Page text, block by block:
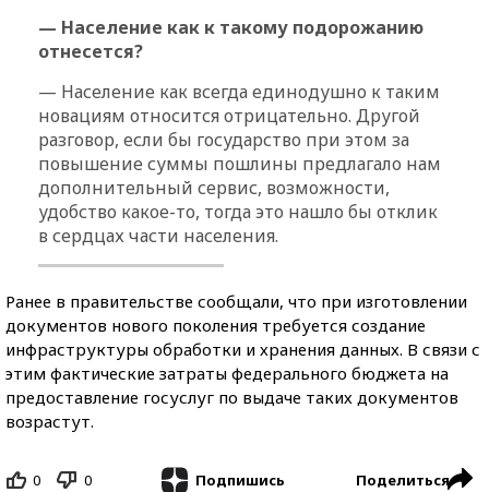
— Население как к такому подорожанию
отнесется?
— Население как всегда единодушно к таким
новациям относится отрицательно. Другой
разговор, если бы государство при этом за
повышение суммы пошлины предлагало нам
дополнительный сервис, возможности,
удобство какое-то, тогда это нашло бы отклик
в сердцах части населения.
Ранее в правительстве сообщали, что при изготовлении
документов нового поколения требуется создание
инфраструктуры обработки и хранения данных. В связи с
этим фактические затраты федерального бюджета на
предоставление госуслуг по выдаче таких документов
возрастут.
0 0 Подпишись Поделиться